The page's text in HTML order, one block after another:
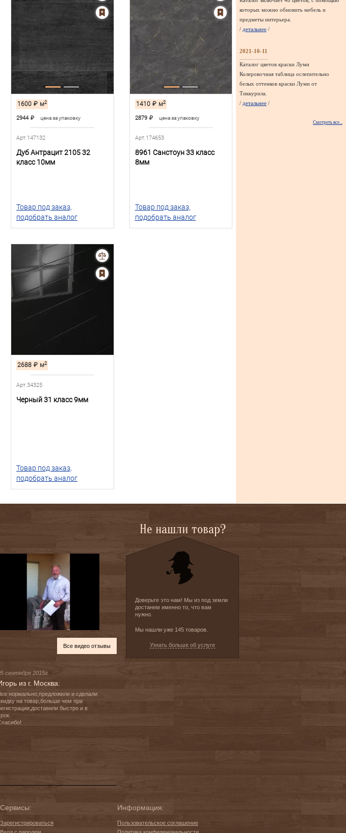
1600 ₽ м2
2944 ₽ цена за упаковку
Арт.147132
Дуб Антрацит 2105 32
класс 10мм
Товар под заказ,
подобрать аналог
1410 ₽ м2
2879 ₽ цена за упаковку
Арт.174653
8961 Санстоун 33 класс
8мм
Товар под заказ,
подобрать аналог
2688 ₽ м2
Арт.34325
Черный 31 класс 9мм
Товар под заказ,
подобрать аналог
которых можно обновить мебель и
предметы интерьера.
/ детальнее /
2021-10-11
Каталог цветов краски Луми
Колеровочная таблица ослепительно
белых оттенков краски Луми от
Тиккурила.
/ детальнее /
Смотреть все...
Все видео отзывы
сентября 2015г.
из г. Москва:
нормально,предложили и сделали
на товар,больше чем при
быстро и в
Не нашли товар?
Доверьте это нам! Мы из под земли
достанем именно то, что вам
нужно.
Мы нашли уже 145 товаров.
Узнать больше об услуге
Сервисы:
Зарегистрироваться
Информация:
Пользовательское соглашение